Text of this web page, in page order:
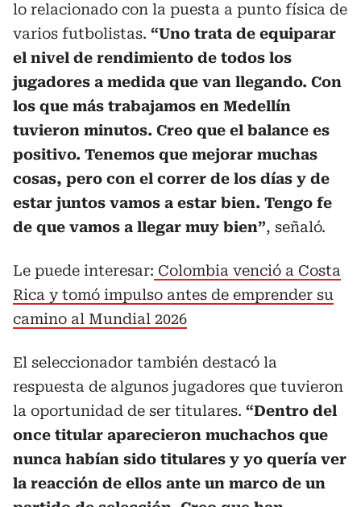
lo relacionado con la puesta a punto física de
varios futbolistas. “Uno trata de equiparar
el nivel de rendimiento de todos los
jugadores a medida que van llegando. Con
los que más trabajamos en Medellín
tuvieron minutos. Creo que el balance es
positivo. Tenemos que mejorar muchas
cosas, pero con el correr de los días y de
estar juntos vamos a estar bien. Tengo fe
de que vamos a llegar muy bien”, señaló.
Le puede interesar: Colombia venció a Costa
Rica y tomó impulso antes de emprender su
camino al Mundial 2026
El seleccionador también destacó la
respuesta de algunos jugadores que tuvieron
la oportunidad de ser titulares. “Dentro del
once titular aparecieron muchachos que
nunca habían sido titulares y yo quería ver
la reacción de ellos ante un marco de un